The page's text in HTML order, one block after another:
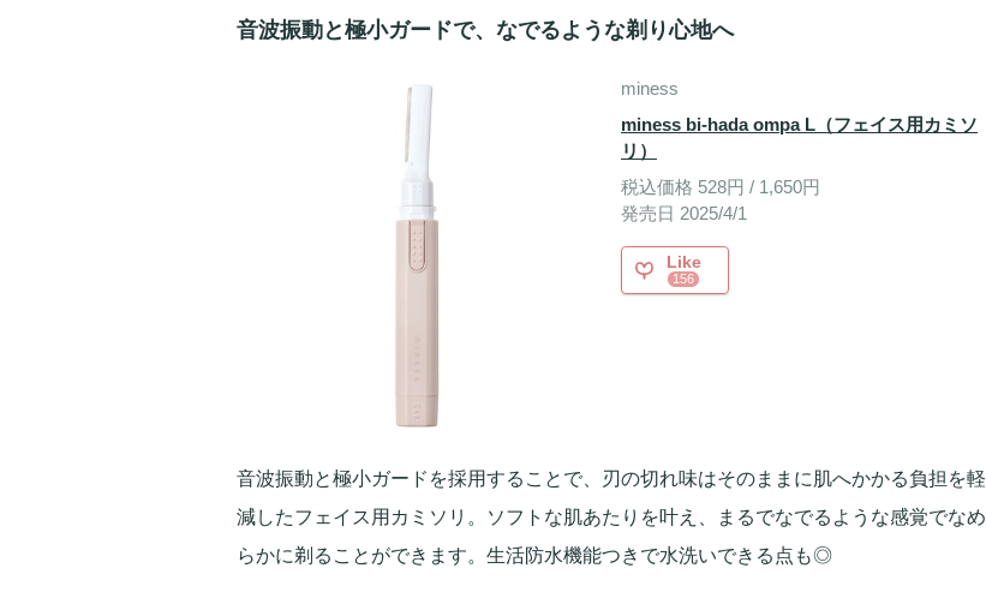
音波振動と極小ガードで、なでるような剃り心地へ
miness
miness bi-hada ompa L（フェイス用カミソ
リ）
税込価格 528円 / 1,650円
発売日 2025/4/1
Like
156
音波振動と極小ガードを採用することで、刃の切れ味はそのままに肌へかかる負担を軽
減したフェイス用カミソリ。ソフトな肌あたりを叶え、まるでなでるような感覚でなめ
らかに剃ることができます。生活防水機能つきで水洗いできる点も◎